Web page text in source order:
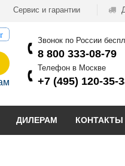
Сервис и гарантии
Звонок по России
8 800 333-08-79
Телефон в Москве
+7 (495) 120-35-
ДИЛЕРАМ КОНТАКТЫ